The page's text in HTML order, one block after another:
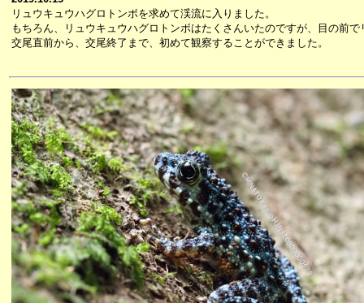
リュウキュウハグロトンボを求めて渓流に入りました。
もちろん、リュウキュウハグロトンボはたくさんいたのですが、目の前
交尾直前から、交尾終了まで、初めて観察することができました。